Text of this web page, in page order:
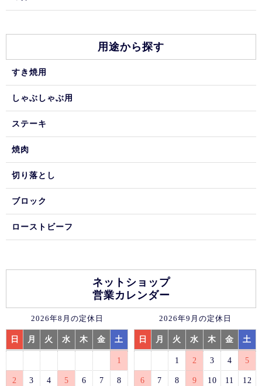
用途から探す
すき焼用
しゃぶしゃぶ用
ステーキ
焼肉
切り落とし
ブロック
ローストビーフ
ネットショップ
営業カレンダー
2026年8月の定休日
日 月 火 水 木 金 土
1
2 3 4 5 6 7 8
2026年9月の定休日
日 月 火 水 木 金 土
1 2 3 4 5
6 7 8 9 10 11 12